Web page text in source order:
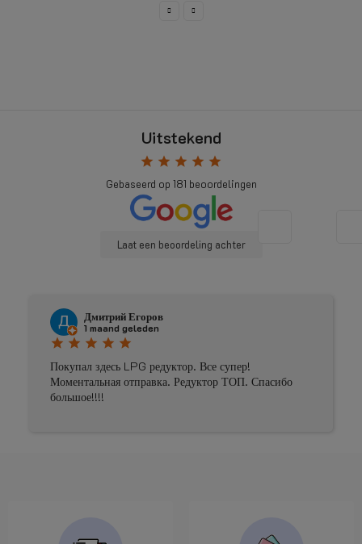
star star starstar star
Gebaseerd op 181beoordelingen
Laat een beoordeling achter
star starstarstarstar
Prima geholpen